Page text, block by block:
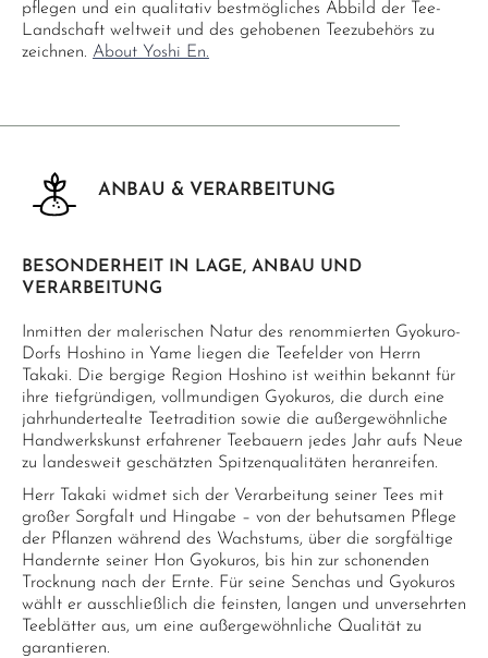
pflegen und ein qualitativ bestmögliches Abbild der Tee-
Landschaft weltweit und des gehobenen Teezubehörs zu
zeichnen. About Yoshi En.
ANBAU & VERARBEITUNG
BESONDERHEIT IN LAGE, ANBAU UND
VERARBEITUNG
Inmitten der malerischen Natur des renommierten Gyokuro-
Dorfs Hoshino in Yame liegen die Teefelder von Herrn
Takaki. Die bergige Region Hoshino ist weithin bekannt für
ihre tiefgründigen, vollmundigen Gyokuros, die durch eine
jahrhundertealte Teetradition sowie die außergewöhnliche
Handwerkskunst erfahrener Teebauern jedes Jahr aufs Neue
zu landesweit geschätzten Spitzenqualitäten heranreifen.
Herr Takaki widmet sich der Verarbeitung seiner Tees mit
großer Sorgfalt und Hingabe – von der behutsamen Pflege
der Pflanzen während des Wachstums, über die sorgfältige
Handernte seiner Hon Gyokuros, bis hin zur schonenden
Trocknung nach der Ernte. Für seine Senchas und Gyokuros
wählt er ausschließlich die feinsten, langen und unversehrten
Teeblätter aus, um eine außergewöhnliche Qualität zu
garantieren.